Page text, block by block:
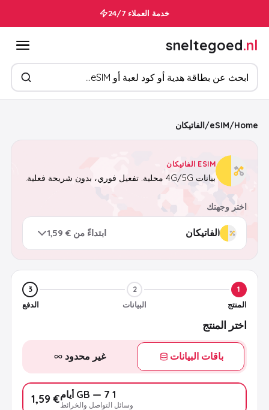
خدمة العملاء 24/7
sneltegoed.nl
ابحث عن المنتجات
Home
/
eSIM
/الفاتيكان
ESIM الفاتيكان
بيانات 4G/5G محلية. تفعيل فوري، بدون شريحة فعلية.
اختر وجهتك
ابتداءً من € 1,59
1
المنتج
2
البيانات
3
الدفع
اختر المنتج
باقات البيانات غير محدود
1 GB — 7 أيام
وسائل التواصل والخرائط € 1,59